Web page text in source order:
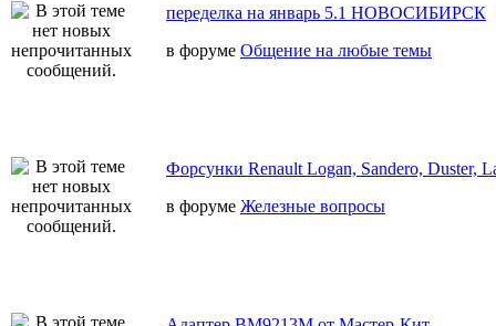
переделка на январь 5.1 НОВОСИБИРСК
в форуме Общение на любые темы
Форсунки Renault Logan, Sandero, Duster,
в форуме Железные вопросы